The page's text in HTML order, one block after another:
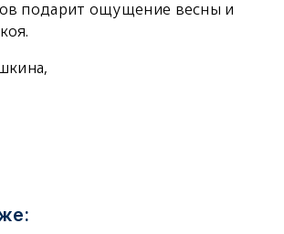
подарит ощущение весны и